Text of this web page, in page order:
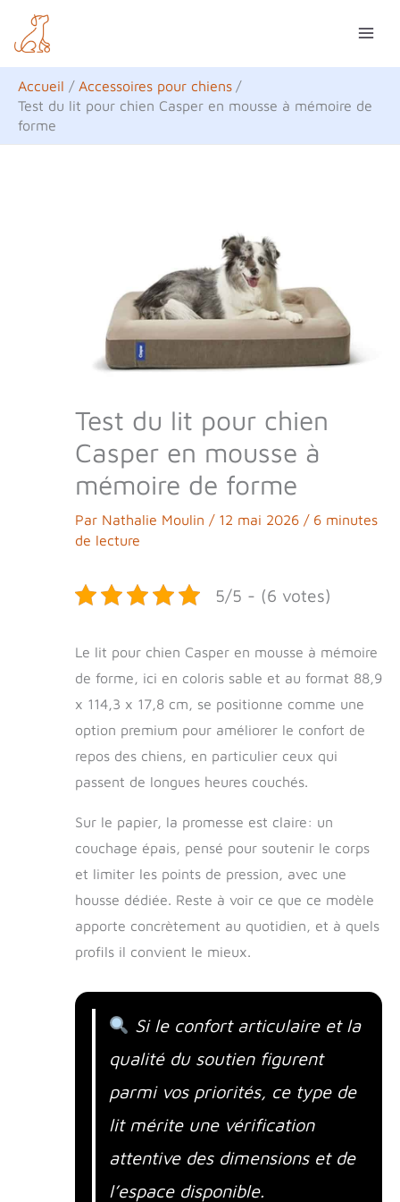
contenu
Accueil
Accessoires pour chiens
Test du lit pour chien Casper en mousse à mémoire de
forme
Test du lit pour chien
Casper en mousse à
mémoire de forme
Par Nathalie Moulin / 12 mai 2026 / 6 minutes
de lecture
5/5 - (6 votes)
Le lit pour chien Casper en mousse à mémoire
de forme, ici en coloris sable et au format 88,9
x 114,3 x 17,8 cm, se positionne comme une
option premium pour améliorer le confort de
repos des chiens, en particulier ceux qui
passent de longues heures couchés.
Sur le papier, la promesse est claire: un
couchage épais, pensé pour soutenir le corps
et limiter les points de pression, avec une
housse dédiée. Reste à voir ce que ce modèle
apporte concrètement au quotidien, et à quels
profils il convient le mieux.
Si le confort articulaire et la
qualité du soutien figurent
parmi vos priorités, ce type de
lit mérite une vérification
attentive des dimensions et de
l’espace disponible.
e
c
h
e